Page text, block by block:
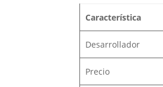
Característica
Desarrollador
Precio